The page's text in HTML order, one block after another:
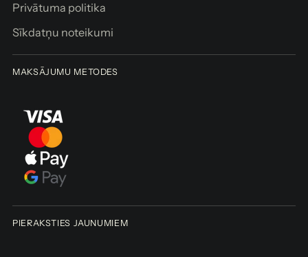
a
m
Saņemšana
Brīvības iela
155/3
Ir noliktavā,
Parasti
gatavs 2-4
dienu laikā
Skatiet
veikala
Privātuma politika
Sīkdatņu noteikumi
MAKSĀJUMU METODES
PIERAKSTIES JAUNUMIEM